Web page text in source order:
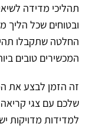
תהליכי מדידה
ובטוחים שכל הליך
החלטה שתקבלו
המכשירים טובים
זה הזמן לבצע את
שלכם עם צגי
למדידות מדויקות